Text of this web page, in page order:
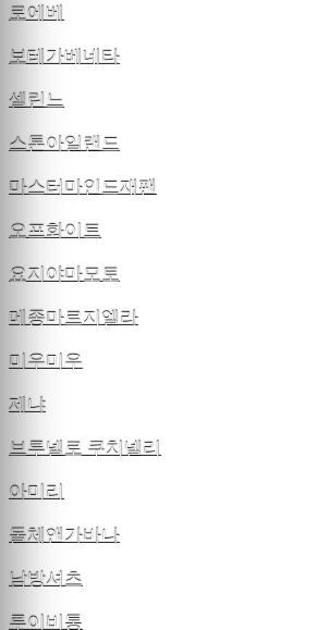
로에베
보테가베네타
셀린느
스톤아일랜드
마스터마인드재팬
오프화이트
요지야마모토
메종마르지엘라
미우미우
제냐
브루넬로 쿠치넬리
아미리
돌체앤가바나
남방셔츠
루이비통